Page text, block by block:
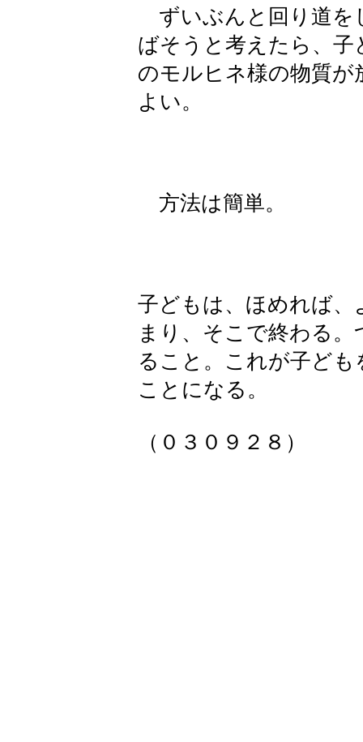
ずいぶんと回り道を
ばそうと考えたら、
のモルヒネ様の物質
よい。
方法は簡単。
子どもは、ほめれば
まり、そこで終わる
ること。これが子ど
ことになる。
（０３０９２８）